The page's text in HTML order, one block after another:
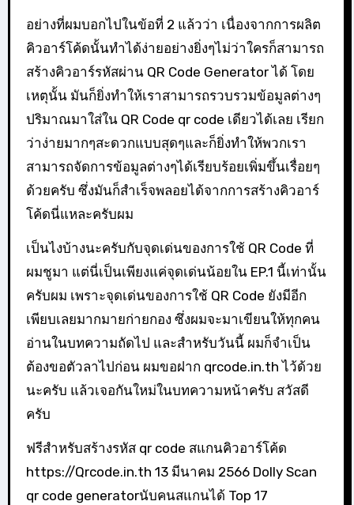
อย่างที่ผมบอกไปในข้อที่ 2 แล้วว่า เนื่องจากการผลิต
คิวอาร์โค้ดนั้นทำได้ง่ายอย่างยิ่งๆไม่ว่าใครก็สามารถ
สร้างคิวอาร์รหัสผ่าน QR Code Generator ได้ โดย
เหตุนั้น มันก็ยิ่งทำให้เราสามารถรวบรวมข้อมูลต่างๆ
ปริมาณมาใส่ใน QR Code qr code เดียวได้เลย เรียก
ว่าง่ายมากๆสะดวกแบบสุดๆและก็ยิ่งทำให้พวกเรา
สามารถจัดการข้อมูลต่างๆได้เรียบร้อยเพิ่มขึ้นเรื่อยๆ
ด้วยครับ ซึ่งมันก็สำเร็จพลอยได้จากการสร้างคิวอาร์
โค้ดนี่แหละครับผม
เป็นไงบ้างนะครับกับจุดเด่นของการใช้ QR Code ที่
ผมชูมา แต่นี่เป็นเพียงแค่จุดเด่นน้อยใน EP.1 นี้เท่านั้น
ครับผม เพราะจุดเด่นของการใช้ QR Code ยังมีอีก
เพียบเลยมากมายก่ายกอง ซึ่งผมจะมาเขียนให้ทุกคน
อ่านในบทความถัดไป และสำหรับวันนี้ ผมก็จำเป็น
ต้องขอตัวลาไปก่อน ผมขอฝาก qrcode.in.th ไว้ด้วย
นะครับ แล้วเจอกันใหม่ในบทความหน้าครับ สวัสดี
ครับ
ฟรีสำหรับสร้างรหัส qr code สแกนคิวอาร์โค้ด
https://Qrcode.in.th 13 มีนาคม 2566 Dolly Scan
qr code generatorนับคนสแกนได้ Top 17